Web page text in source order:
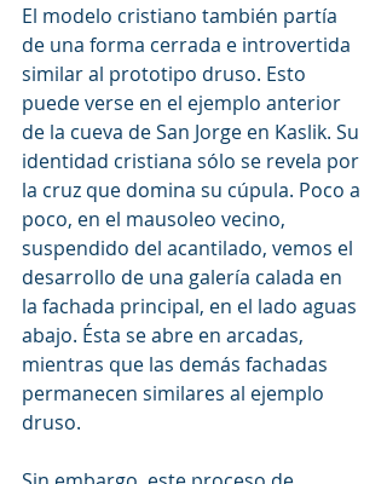
El modelo cristiano también partía
de una forma cerrada e introvertida
similar al prototipo druso. Esto
puede verse en el ejemplo anterior
de la cueva de San Jorge en Kaslik. Su
identidad cristiana sólo se revela por
la cruz que domina su cúpula. Poco a
poco, en el mausoleo vecino,
suspendido del acantilado, vemos el
desarrollo de una galería calada en
la fachada principal, en el lado aguas
abajo. Ésta se abre en arcadas,
mientras que las demás fachadas
permanecen similares al ejemplo
druso.